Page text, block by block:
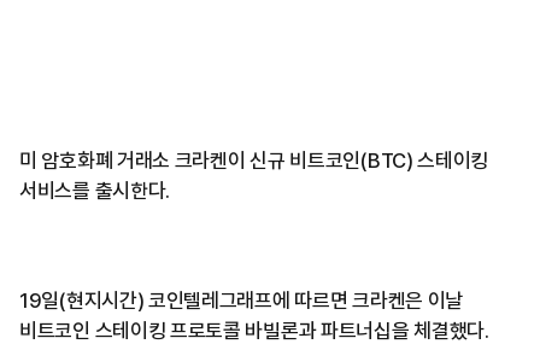
미 암호화폐 거래소 크라켄이 신규 비트코인(BTC) 스테이킹
서비스를 출시한다.
19일(현지시간) 코인텔레그래프에 따르면 크라켄은 이날
비트코인 스테이킹 프로토콜 바빌론과 파트너십을 체결했다.